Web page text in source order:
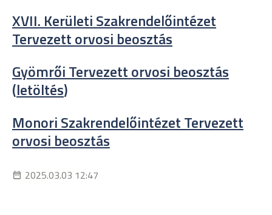
XVII. Kerületi Szakrendelőintézet
Tervezett orvosi beosztás
Gyömrői Tervezett orvosi beosztás
(letöltés)
Monori Szakrendelőintézet Tervezett
orvosi beosztás
2025.03.03 12:47